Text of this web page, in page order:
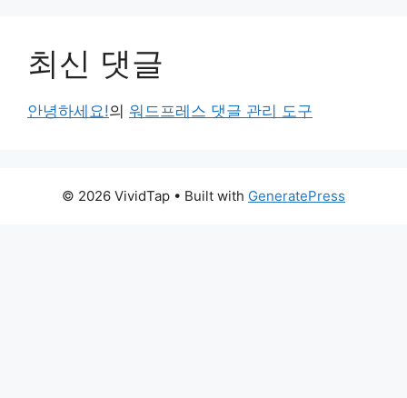
최신 댓글
안녕하세요!의 워드프레스 댓글 관리 도구
© 2026 VividTap • Built with GeneratePress